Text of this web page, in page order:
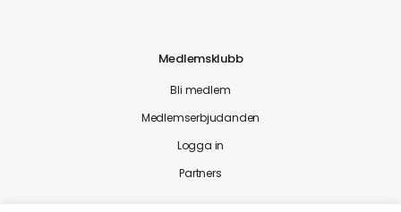
Medlemsklubb
Bli medlem
Medlemserbjudanden
Logga in
Partners